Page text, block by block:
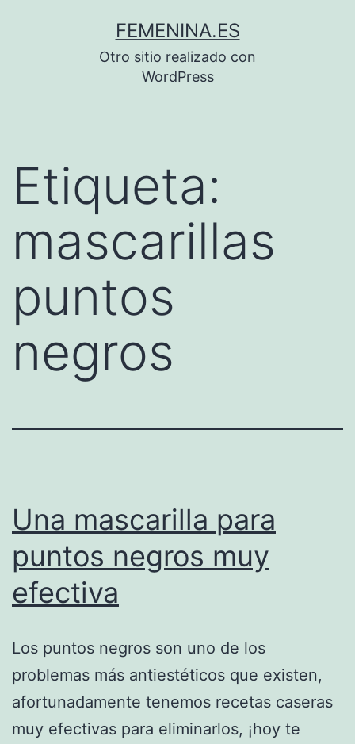
FEMENINA.ES
Otro sitio realizado con
WordPress
Etiqueta:
mascarillas
puntos
negros
Una mascarilla para
puntos negros muy
efectiva
Los puntos negros son uno de los
problemas más antiestéticos que existen,
afortunadamente tenemos recetas caseras
muy efectivas para eliminarlos, ¡hoy te